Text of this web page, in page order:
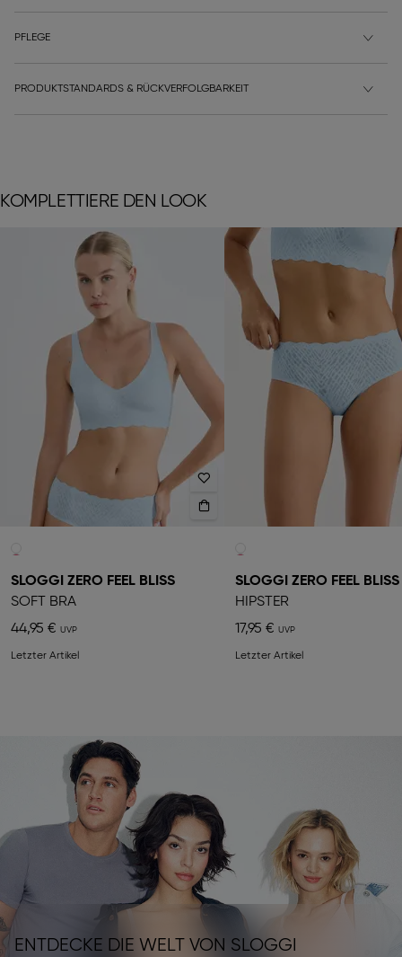
PFLEGE
PRODUKTSTANDARDS & RÜCKVERFOLGBARKEIT
KOMPLETTIERE DEN LOOK
SLOGGI ZERO FEEL BLISS
SOFT BRA
44,95 €
Letzter Artikel
SLOGGI ZERO FEEL BLISS
HIPSTER
17,95 €
Letzter Artikel
ENTDECKE DIE WELT VON SLOGGI